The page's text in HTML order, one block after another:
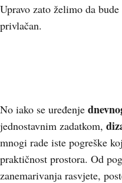
Upravo zato želimo da
privlačan.
No iako se uređenje
jednostavnim zadatkom,
mnogi rade iste pogreške
praktičnost prostora. Od
zanemarivanja rasvjete,